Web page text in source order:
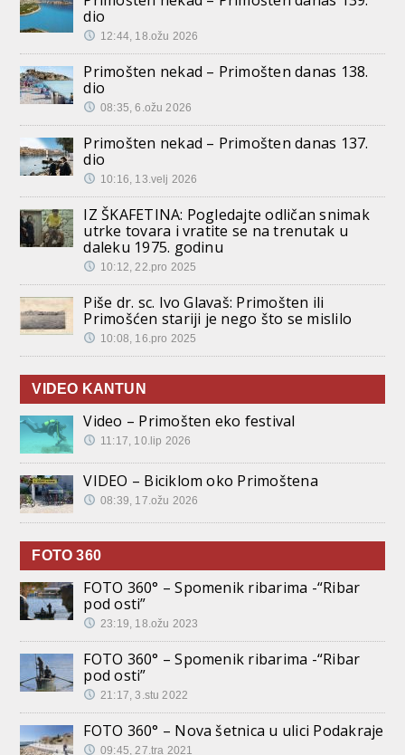
dio
12:44, 18.ožu 2026
Primošten nekad – Primošten danas 138.
dio
08:35, 6.ožu 2026
Primošten nekad – Primošten danas 137.
dio
10:16, 13.velj 2026
IZ ŠKAFETINA: Pogledajte odličan snimak
utrke tovara i vratite se na trenutak u
daleku 1975. godinu
10:12, 22.pro 2025
Piše dr. sc. Ivo Glavaš: Primošten ili
Primošćen stariji je nego što se mislilo
10:08, 16.pro 2025
VIDEO KANTUN
Video – Primošten eko festival
11:17, 10.lip 2026
VIDEO – Biciklom oko Primoštena
08:39, 17.ožu 2026
FOTO 360
FOTO 360° – Spomenik ribarima -“Ribar
pod osti”
23:19, 18.ožu 2023
FOTO 360° – Spomenik ribarima -“Ribar
pod osti”
21:17, 3.stu 2022
FOTO 360° – Nova šetnica u ulici Podakraje
09:45, 27.tra 2021